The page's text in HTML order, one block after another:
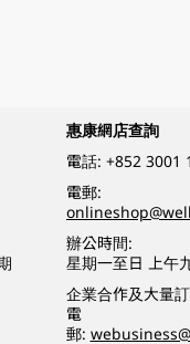
惠康網店查詢
電話: +852 3001
電郵:
辦公時間:
星期一至日 上午
企業合作及大量
電
郵: